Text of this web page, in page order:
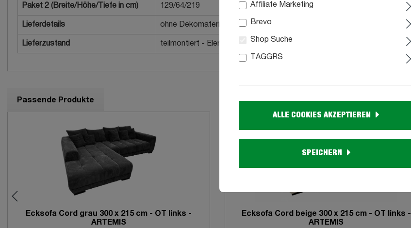
Paket 2 (Breite/Höhe/Tiefe in cm) 129/64/219
Lieferdetails ohne Dekomaterial
Lieferzustand teilmontiert - Elemente müssen verbunden werden
Passende Produkte
Ecksofa Cord grau 300 x 215 cm - OT links -
ARTEMIS
Ecksofa Cord beige 300 x 215 cm - OT links -
ARTEMIS
Affiliate Marketing
Brevo
Shop Suche
TAGGRS
ALLE COOKIES AKZEPTIEREN
SPEICHERN